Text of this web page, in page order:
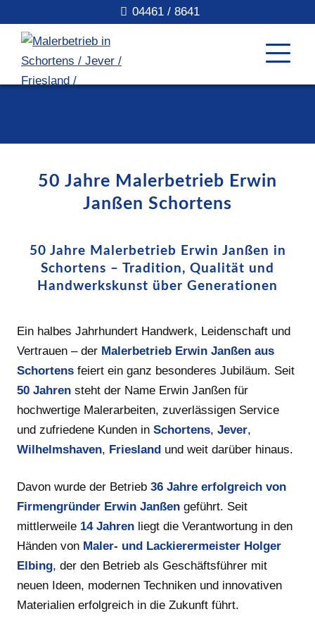
04461 / 8641
50 Jahre Malerbetrieb Erwin
Janßen Schortens
50 Jahre Malerbetrieb Erwin Janßen in
Schortens – Tradition, Qualität und
Handwerkskunst über Generationen
Ein halbes Jahrhundert Handwerk, Leidenschaft und
Vertrauen – der Malerbetrieb Erwin Janßen aus
Schortens feiert ein ganz besonderes Jubiläum. Seit
50 Jahren steht der Name Erwin Janßen für
hochwertige Malerarbeiten, zuverlässigen Service
und zufriedene Kunden in Schortens, Jever,
Wilhelmshaven, Friesland und weit darüber hinaus.
Davon wurde der Betrieb 36 Jahre erfolgreich von
Firmengründer Erwin Janßen geführt. Seit
mittlerweile 14 Jahren liegt die Verantwortung in den
Händen von Maler- und Lackierermeister Holger
Elbing, der den Betrieb als Geschäftsführer mit
neuen Ideen, modernen Techniken und innovativen
Materialien erfolgreich in die Zukunft führt.